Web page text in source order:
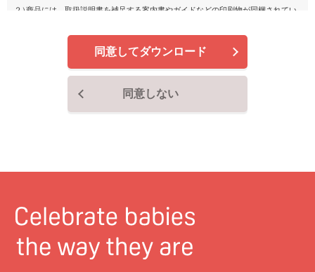
２）商品には、取扱説明書を補足する案内書やガイドなどの印刷物が同梱されてい
商品ご使用時の安全上のご注意については、取扱説明書に記載または別途同梱の別
基本的に公開しておりません。
取扱説明書中に記載する安全上のご注意は、法的規
取扱説明書の著作権は当社に帰属します。権利者の許諾を得ることなく、取扱説明
することは、この限りではありません。
当社は、常に細心の注意を払って本サイトを運営管理しておりますが、情報および
動作の正確性、完全性を保証するものではありません。お客様が本サイトをご利用
同意しない
同意してダウンロード